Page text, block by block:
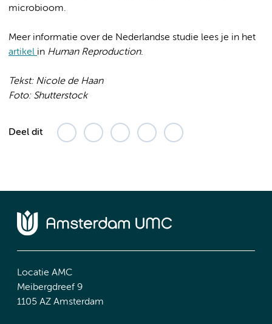
microbioom.
Meer informatie over de Nederlandse studie lees je in het
artikel in Human Reproduction.
Tekst: Nicole de Haan
Foto: Shutterstock
Deel dit
Locatie AMC
Meibergdreef 9
1105 AZ Amsterdam